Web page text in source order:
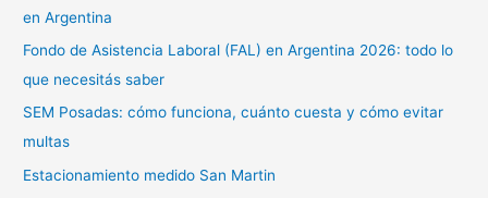
p
o
r
:
en Argentina
Fondo de Asistencia Laboral (FAL) en Argentina 2026: todo lo
que necesitás saber
SEM Posadas: cómo funciona, cuánto cuesta y cómo evitar
multas
Estacionamiento medido San Martin